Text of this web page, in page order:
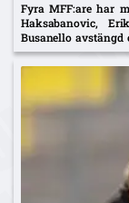
Fyra MFF:are har
Haksabanovic,
Busanello avstängd
Johan Karlsson om